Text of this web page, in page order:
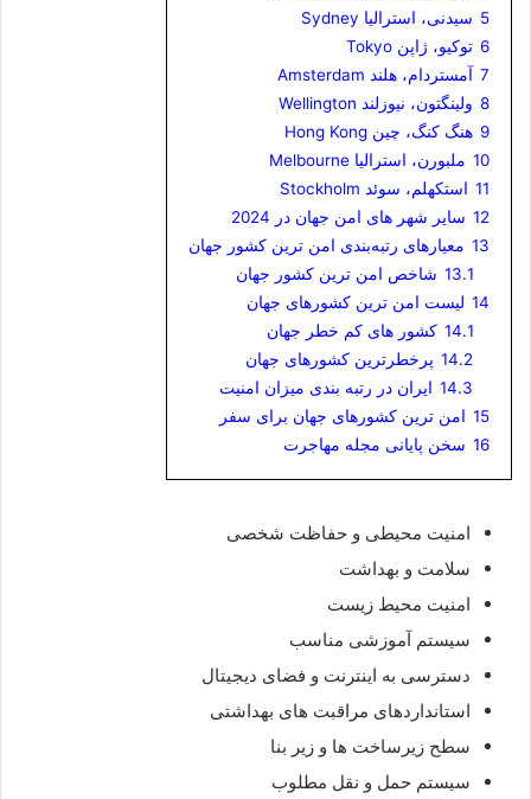
5 سیدنی، استرالیا Sydney
6 توکیو، ژاپن Tokyo
7 آمستردام، هلند Amsterdam
8 ولینگتون، نیوزلند Wellington
9 هنگ کنگ، چین Hong Kong
10 ملبورن، استرالیا Melbourne
11 استکهلم، سوئد Stockholm
12 سایر شهر های امن جهان در 2024
13 معیارهای رتبه‌بندی امن ترین کشور جهان
13.1 شاخص امن ترین کشور جهان
14 لیست امن ترین کشورهای جهان
14.1 کشور های کم خطر جهان
14.2 پرخطرترین کشورهای جهان
14.3 ایران در رتبه بندی میزان امنیت
15 امن ترین کشورهای جهان برای سفر
16 سخن پایانی مجله مهاجرت
امنیت محیطی و حفاظت شخصی
سلامت و بهداشت
امنیت محیط‌ زیست
سیستم آموزشی مناسب
دسترسی به اینترنت و فضای دیجیتال
استانداردهای مراقبت های بهداشتی
سطح زیرساخت ها و زیر بنا
سیستم حمل و نقل مطلوب